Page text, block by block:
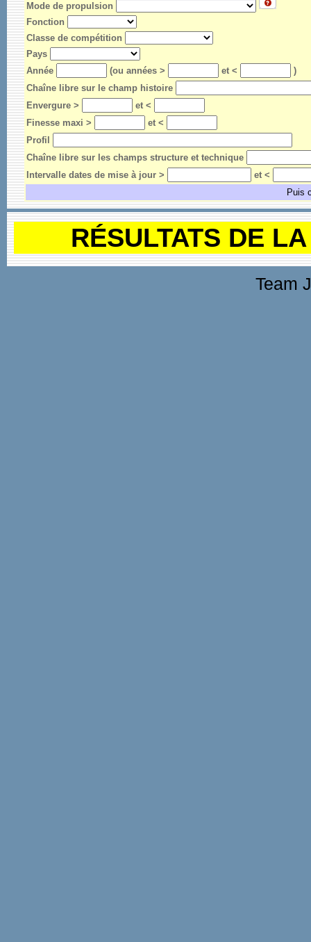
Mode de propulsion
Fonction
Classe de compétition
Pays
Année
(ou années > et <
)
Chaîne libre sur le champ histoire
Envergure >
et <
Finesse maxi >
et <
Profil
Chaîne libre sur les champs structure et technique
Intervalle dates de mise à jour >
et <
Puis
RÉSULTATS DE
Team